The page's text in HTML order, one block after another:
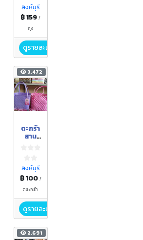
สิงห์บุรี
฿ 159/
ถุง
ดูรายละเอียด
3,472
ตะกร้า
สาน
สิงห์บุรี
฿ 100 /
ตระกร้า
ดูรายละเอียด
2,691